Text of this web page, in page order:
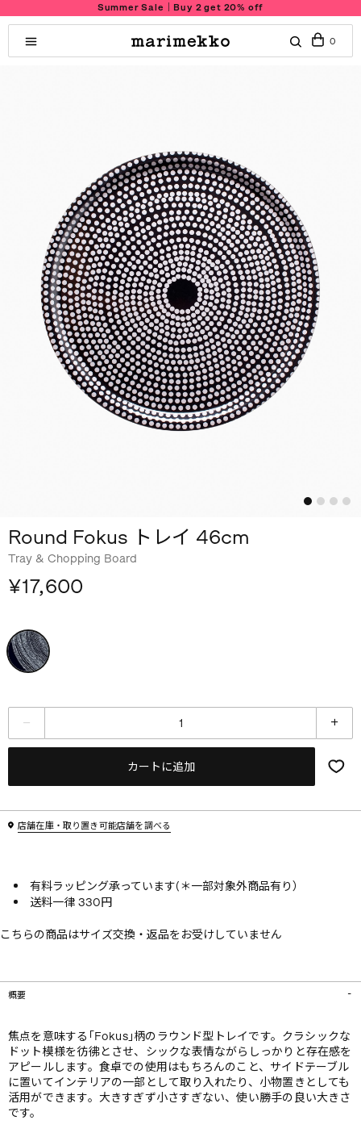
Summer Sale｜Buy 2 get 20% off
0
Round Fokus トレイ 46cm
Tray & Chopping Board
¥17,600
カートに追加
店舗在庫・取り置き可能店舗を調べる
有料ラッピング承っています(＊一部対象外商品有り）
送料一律 330円
こちらの商品はサイズ交換・返品をお受けしていません
概要
焦点を意味する｢Fokus｣柄のラウンド型トレイです。クラシックな
ドット模様を彷彿とさせ、シックな表情ながらしっかりと存在感を
アピールします。食卓での使用はもちろんのこと、サイドテーブル
に置いてインテリアの一部として取り入れたり、小物置きとしても
活用ができます。大きすぎず小さすぎない、使い勝手の良い大きさ
です。